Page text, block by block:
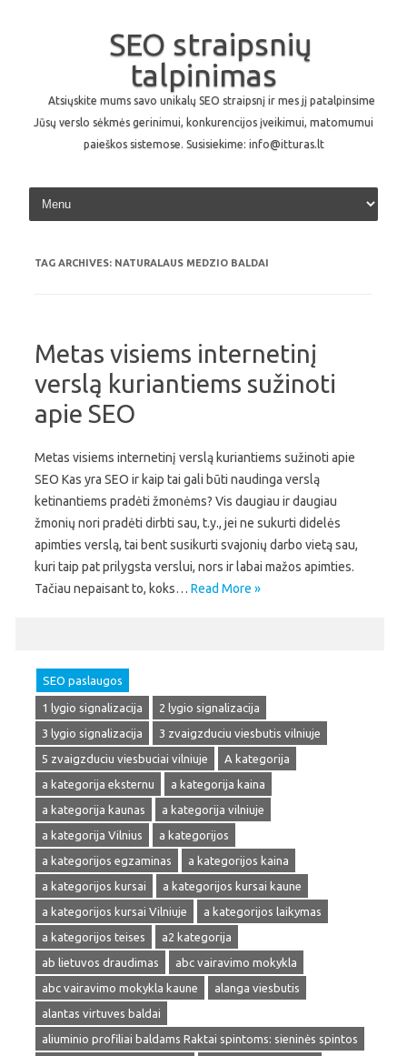
SEO straipsnių
talpinimas
Atsiųskite mums savo unikalų SEO straipsnį ir mes jį patalpinsime
Jūsų verslo sėkmės gerinimui, konkurencijos įveikimui, matomumui
paieškos sistemose. Susisiekime: info@itturas.lt
Skip to content
TAG ARCHIVES: NATURALAUS MEDZIO BALDAI
Metas visiems internetinį
verslą kuriantiems sužinoti
apie SEO
Metas visiems internetinį verslą kuriantiems sužinoti apie
SEO Kas yra SEO ir kaip tai gali būti naudinga verslą
ketinantiems pradėti žmonėms? Vis daugiau ir daugiau
žmonių nori pradėti dirbti sau, t.y., jei ne sukurti didelės
apimties verslą, tai bent susikurti svajonių darbo vietą sau,
kuri taip pat prilygsta verslui, nors ir labai mažos apimties.
Tačiau nepaisant to, koks… Read More »
SEO paslaugos
1 lygio signalizacija
2 lygio signalizacija
3 lygio signalizacija
3 zvaigzduciu viesbutis vilniuje
5 zvaigzduciu viesbuciai vilniuje
A kategorija
a kategorija eksternu
a kategorija kaina
a kategorija kaunas
a kategorija vilniuje
a kategorija Vilnius
a kategorijos
a kategorijos egzaminas
a kategorijos kaina
a kategorijos kursai
a kategorijos kursai kaune
a kategorijos kursai Vilniuje
a kategorijos laikymas
a kategorijos teises
a2 kategorija
ab lietuvos draudimas
abc vairavimo mokykla
abc vairavimo mokykla kaune
alanga viesbutis
alantas virtuves baldai
aliuminio profiliai baldams Raktai spintoms: sieninės spintos